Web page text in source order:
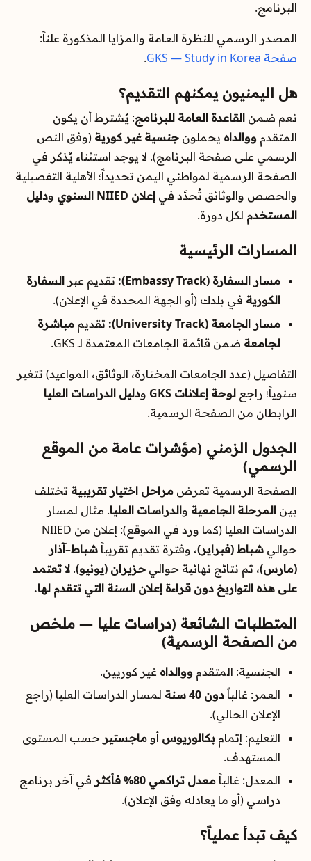
البرنامج.
المصدر الرسمي للنظرة العامة والمزايا المذكورة علناً:
صفحة GKS — Study in Korea
.
هل اليمنيون يمكنهم التقديم؟
نعم ضمن القاعدة العامة للبرنامج: يُشترط أن يكون
المتقدم ووالداه يحملون جنسية غير كورية (وفق النص
الرسمي على صفحة البرنامج). لا يوجد استثناء يُذكر في
الصفحة الرسمية لمواطني اليمن تحديداً؛ الأهلية التفصيلية
والحصص والوثائق تُحدَّد في إعلان NIIED السنوي ودليل
المستخدم لكل دورة.
المسارات الرئيسية
مسار السفارة (Embassy Track): تقديم عبر السفارة
الكورية في بلدك (أو الجهة المحددة في الإعلان).
مسار الجامعة (University Track):
تقديم مباشرة
لجامعة ضمن قائمة الجامعات المعتمدة لـ GKS.
التفاصيل (عدد الجامعات المختارة، الوثائق، المواعيد) تتغير
سنوياً؛ راجع لوحة إعلانات GKS ودليل الدراسات العليا
الرابطان من الصفحة الرسمية.
الجدول الزمني (مؤشرات عامة من الموقع
الرسمي)
الصفحة الرسمية تعرض مراحل اختيار تقريبية تختلف
بين المرحلة الجامعية والدراسات العليا. مثال لمسار
الدراسات العليا (كما ورد في الموقع): إعلان من NIIED
حوالي شباط (فبراير)، وفترة تقديم تقريباً شباط–آذار
(مارس)، ثم نتائج نهائية حوالي حزيران (يونيو). لا تعتمد
على هذه التواريخ دون قراءة إعلان السنة التي تتقدم لها.
المتطلبات الشائعة (دراسات عليا — ملخص
من الصفحة الرسمية)
الجنسية: المتقدم ووالداه غير كوريين.
العمر: غالباً دون 40 سنة
لمسار الدراسات العليا (راجع
الإعلان الحالي).
التعليم: إتمام بكالوريوس أو ماجستير حسب المستوى
المستهدف.
المعدل: غالباً معدل تراكمي 80% فأكثر
في آخر برنامج
دراسي (أو ما يعادله وفق الإعلان).
كيف تبدأ عملياً؟